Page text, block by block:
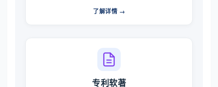
了解详情 →
专利软著